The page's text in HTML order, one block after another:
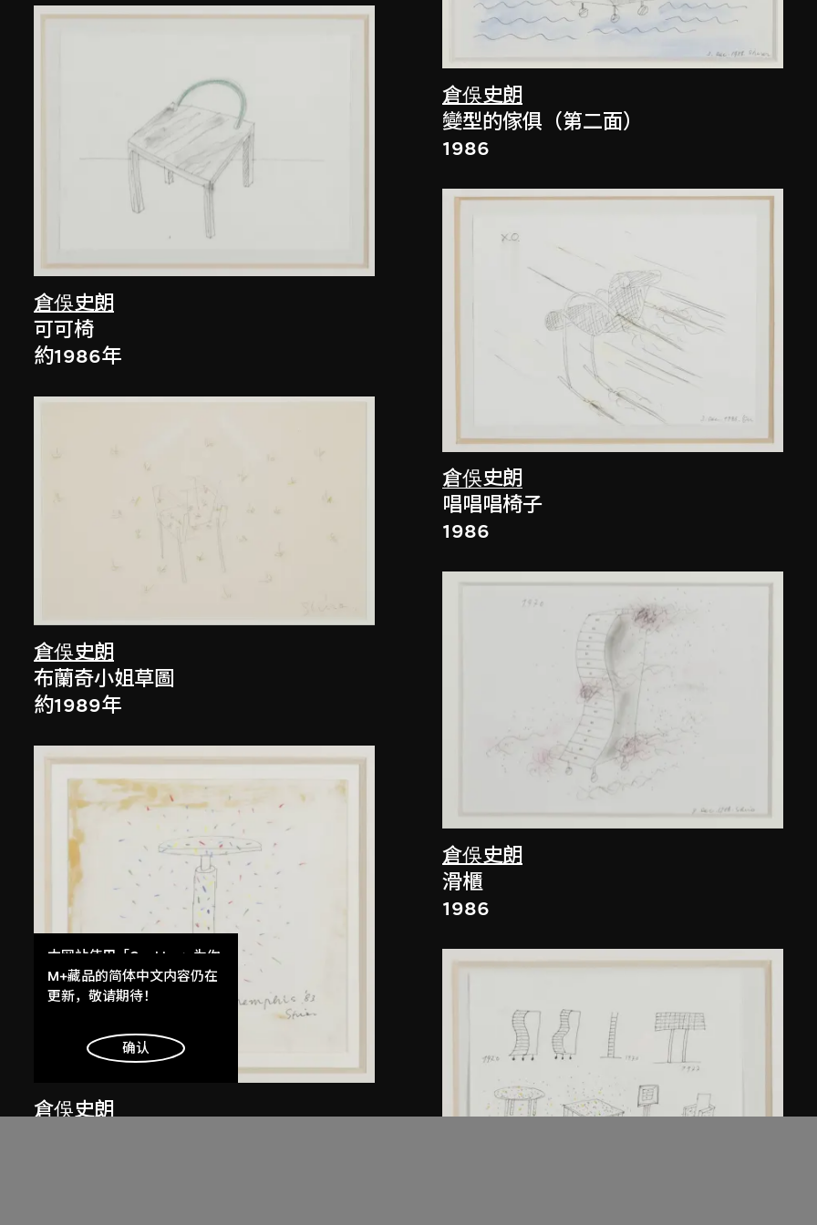
倉俁史朗
可可椅
約1986年
倉俁史朗
布蘭奇小姐草圖
約1989年
倉俁史朗
倉俁史朗
變型的傢俱（第二面）
1986
倉俁史朗
唱唱唱椅子
1986
倉俁史朗
滑櫃
1986
本网站使用「Cookies」为你
提供最好的网站体验。
了解更多
明白
M+藏品的简体中文内容仍在
更新，敬请期待！
确认